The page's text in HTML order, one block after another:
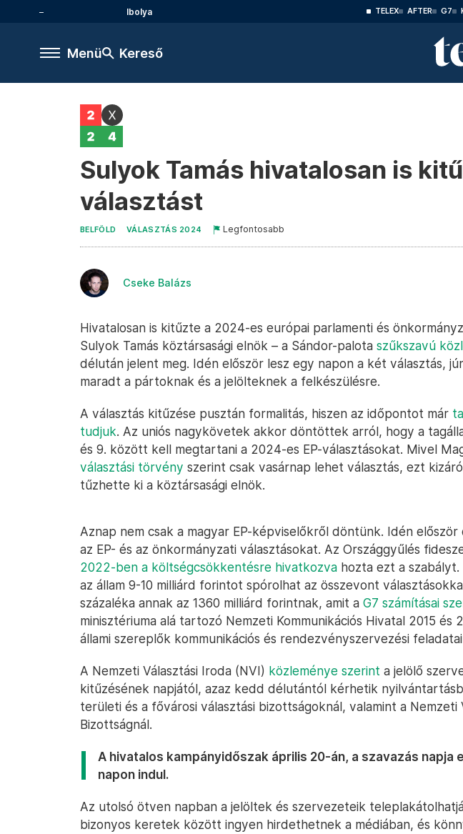
Ibolya TELEX AFTER G7
Menü Kereső
Sulyok Tamás hivatalosan is
választást
BELFÖLD VÁLASZTÁS 2024 Legfontosabb
Cseke Balázs
Hivatalosan is kitűzte a 2024-es európai parlamenti és
Sulyok Tamás köztársasági elnök – a Sándor-palota szűkszavú
délután jelent meg. Idén először lesz egy napon a két választás,
maradt a pártoknak és a jelölteknek a felkészülésre.
A választás kitűzése pusztán formalitás, hiszen az időpontot már
tudjuk. Az uniós nagykövetek akkor döntöttek arról, hogy a
és 9. között kell megtartani a 2024-es EP-választásokat. Mivel
választási törvény szerint csak vasárnap lehet választás, ezt
tűzhette ki a köztársasági elnök.
Aznap nem csak a magyar EP-képviselőkről döntünk. Idén
az EP- és az önkormányzati választásokat. Az Országgyűlés
2022-ben a költségcsökkentésre hivatkozva hozta ezt a
az állam 9-10 milliárd forintot spórolhat az összevont
százaléka annak az 1360 milliárd forintnak, amit a G7 számításai
minisztériuma alá tartozó Nemzeti Kommunikációs Hivatal 2015 és
állami szereplők kommunikációs és rendezvényszervezési
A Nemzeti Választási Iroda (NVI) közleménye szerint a jelölő
kitűzésének napjától, azaz kedd délutántól kérhetik
területi és a fővárosi választási bizottságoknál, valamint a Nemzeti
Bizottságnál.
A hivatalos kampányidőszak április 20-án, a szavazás napja
napon indul.
Az utolsó ötven napban a jelöltek és szervezeteik
bizonyos keretek között ingyen hirdethetnek a médiában, és